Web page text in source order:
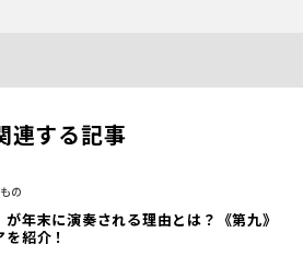
連する記事
の
が年末に演奏される理由とは？《第九》
を紹介！